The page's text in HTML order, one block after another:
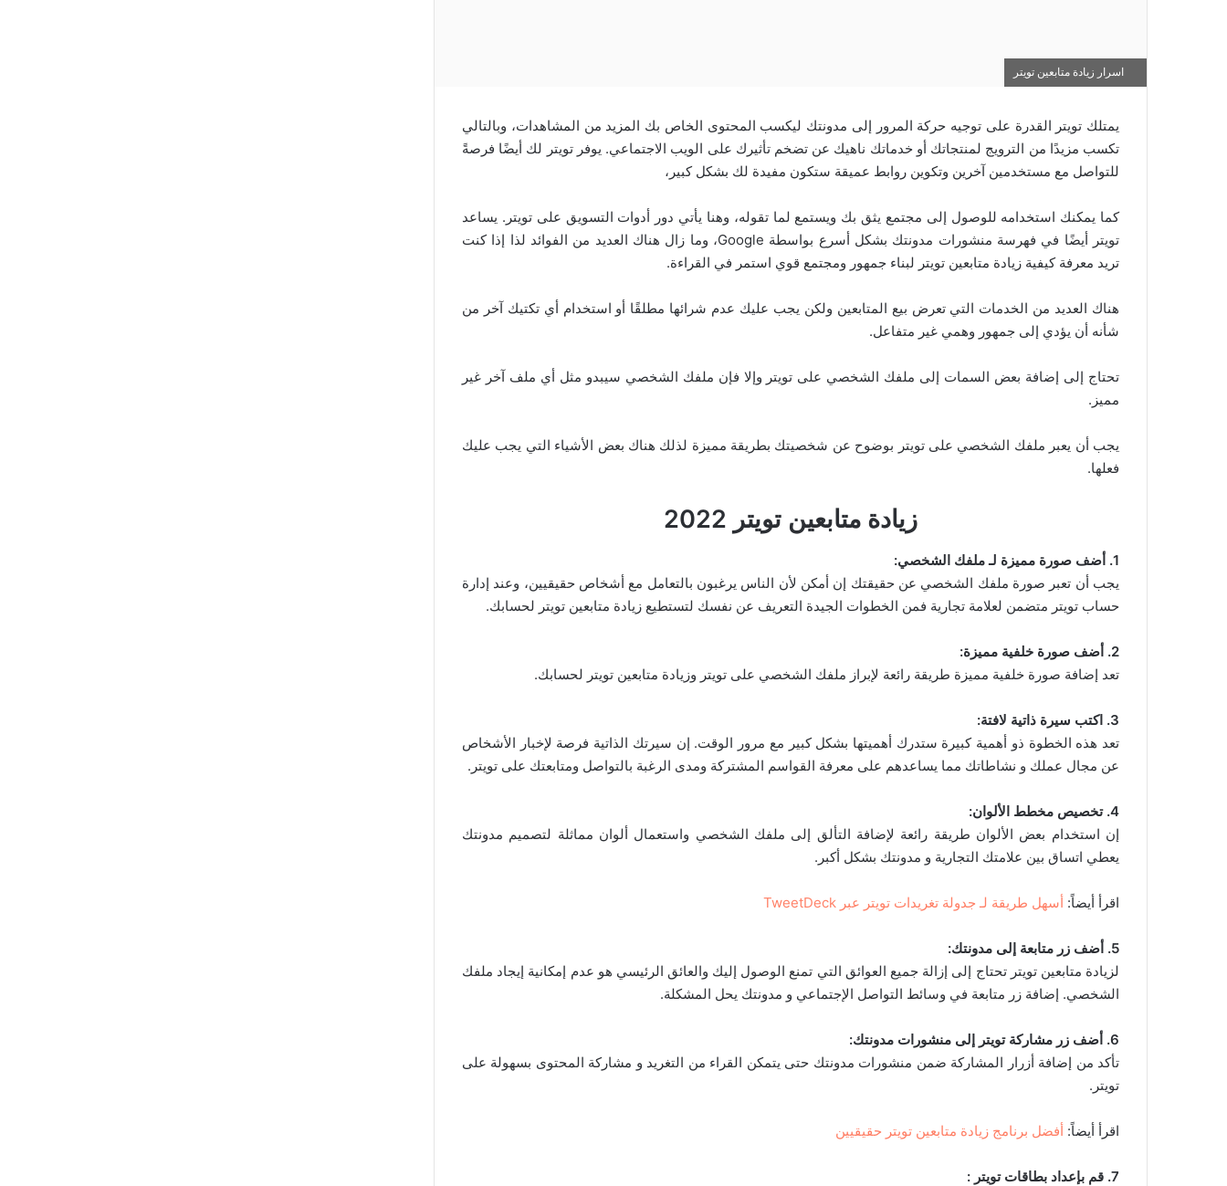
اسرار زيادة متابعين تويتر
يمتلك تويتر القدرة على توجيه حركة المرور إلى مدونتك ليكسب المحتوى الخاص بك المزيد من المشاهدات، وبالتالي
تكسب مزيدًا من الترويج لمنتجاتك أو خدماتك ناهيك عن تضخم تأثيرك على الويب الاجتماعي. يوفر تويتر لك أيضًا فرصةً
للتواصل مع مستخدمين آخرين وتكوين روابط عميقة ستكون مفيدة لك بشكل كبير،
كما يمكنك استخدامه للوصول إلى مجتمع يثق بك ويستمع لما تقوله، وهنا يأتي دور أدوات التسويق على تويتر. يساعد
تويتر أيضًا في فهرسة منشورات مدونتك بشكل أسرع بواسطة Google، وما زال هناك العديد من الفوائد لذا إذا كنت
تريد معرفة كيفية زيادة متابعين تويتر لبناء جمهور ومجتمع قوي استمر في القراءة.
هناك العديد من الخدمات التي تعرض بيع المتابعين ولكن يجب عليك عدم شرائها مطلقًا أو استخدام أي تكتيك آخر من
شأنه أن يؤدي إلى جمهور وهمي غير متفاعل.
تحتاج إلى إضافة بعض السمات إلى ملفك الشخصي على تويتر وإلا فإن ملفك الشخصي سيبدو مثل أي ملف آخر غير
مميز.
يجب أن يعبر ملفك الشخصي على تويتر بوضوح عن شخصيتك بطريقة مميزة لذلك هناك بعض الأشياء التي يجب عليك
فعلها.
زيادة متابعين تويتر 2022
1. أضف صورة مميزة لـ ملفك الشخصي:
يجب أن تعبر صورة ملفك الشخصي عن حقيقتك إن أمكن لأن الناس يرغبون بالتعامل مع أشخاص حقيقيين، وعند إدارة
حساب تويتر متضمن لعلامة تجارية فمن الخطوات الجيدة التعريف عن نفسك لتستطيع زيادة متابعين تويتر لحسابك.
2. أضف صورة خلفية مميزة:
تعد إضافة صورة خلفية مميزة طريقة رائعة لإبراز ملفك الشخصي على تويتر وزيادة متابعين تويتر لحسابك.
3. اكتب سيرة ذاتية لافتة:
تعد هذه الخطوة ذو أهمية كبيرة ستدرك أهميتها بشكل كبير مع مرور الوقت. إن سيرتك الذاتية فرصة لإخبار الأشخاص
عن مجال عملك و نشاطاتك مما يساعدهم على معرفة القواسم المشتركة ومدى الرغبة بالتواصل ومتابعتك على تويتر.
4. تخصيص مخطط الألوان:
إن استخدام بعض الألوان طريقة رائعة لإضافة التألق إلى ملفك الشخصي واستعمال ألوان مماثلة لتصميم مدونتك
يعطي اتساق بين علامتك التجارية و مدونتك بشكل أكبر.
اقرأ أيضاً: أسهل طريقة لـ جدولة تغريدات تويتر عبر TweetDeck
5. أضف زر متابعة إلى مدونتك:
لزيادة متابعين تويتر تحتاج إلى إزالة جميع العوائق التي تمنع الوصول إليك والعائق الرئيسي هو عدم إمكانية إيجاد ملفك
الشخصي. إضافة زر متابعة في وسائط التواصل الإجتماعي و مدونتك يحل المشكلة.
6. أضف زر مشاركة تويتر إلى منشورات مدونتك:
تأكد من إضافة أزرار المشاركة ضمن منشورات مدونتك حتى يتمكن القراء من التغريد و مشاركة المحتوى بسهولة على
تويتر.
اقرأ أيضاً: أفضل برنامج زيادة متابعين تويتر حقيقيين
7. قم بإعداد بطاقات تويتر :